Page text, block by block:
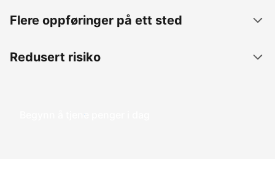
Flere oppføringer på ett sted
Redusert risiko
Begynn å tjene penger i dag